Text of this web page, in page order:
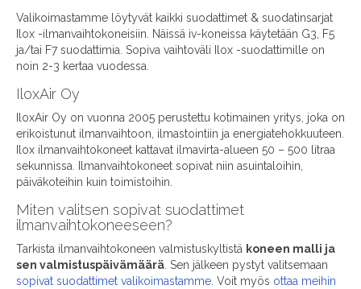
Valikoimastamme löytyvät kaikki suodattimet & suodatinsarjat
Ilox -ilmanvaihtokoneisiin. Näissä iv-koneissa käytetään G3, F5
ja/tai F7 suodattimia. Sopiva vaihtoväli Ilox -suodattimille on
noin 2-3 kertaa vuodessa.
IloxAir Oy
IloxAir Oy on vuonna 2005 perustettu kotimainen yritys, joka on
erikoistunut ilmanvaihtoon, ilmastointiin ja energiatehokkuuteen.
Ilox ilmanvaihtokoneet kattavat ilmavirta-alueen 50 – 500 litraa
sekunnissa. Ilmanvaihtokoneet sopivat niin asuintaloihin,
päiväkoteihin kuin toimistoihin.
Miten valitsen sopivat suodattimet
ilmanvaihtokoneeseen?
Tarkista ilmanvaihtokoneen valmistuskyltistä koneen malli ja
sen valmistuspäivämäärä . Sen jälkeen pystyt valitsemaan
sopivat suodattimet valikoimastamme . Voit myös ottaa meihin